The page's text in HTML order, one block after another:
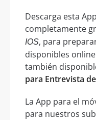
Descarga esta
completamente
IOS, para
disponibles
también
para Entrevista
La App para el
para nuestros